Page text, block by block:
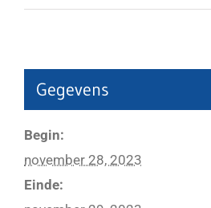
Gegevens
Begin:
november 28, 2023
Einde: